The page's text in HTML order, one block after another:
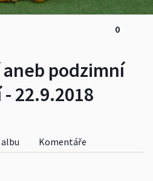
podzimní
22.9.2018
0
albu Komentáře